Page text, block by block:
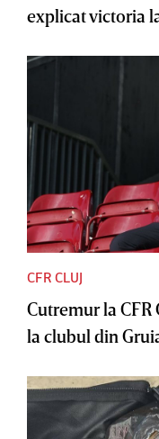
explicat victoria
CFR CLUJ
Cutremur la CFR
la clubul din